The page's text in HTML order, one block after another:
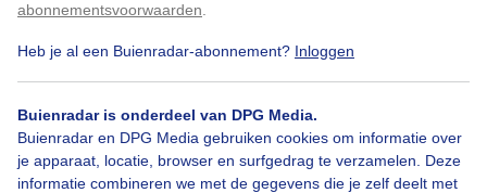
abonnementsvoorwaarden
Heb je al een Buienradar-abonnement? Inloggen
Buienradar is onderdeel van DPG Media.
Buienradar en DPG Media gebruiken cookies om informatie over
je apparaat, locatie, browser en surfgedrag te verzamelen. Deze
informatie combineren we met de gegevens die je zelf deelt met
Bekijk slideshow